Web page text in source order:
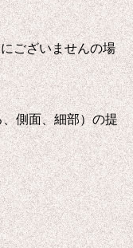
ございませんの場
側面、細部）の提